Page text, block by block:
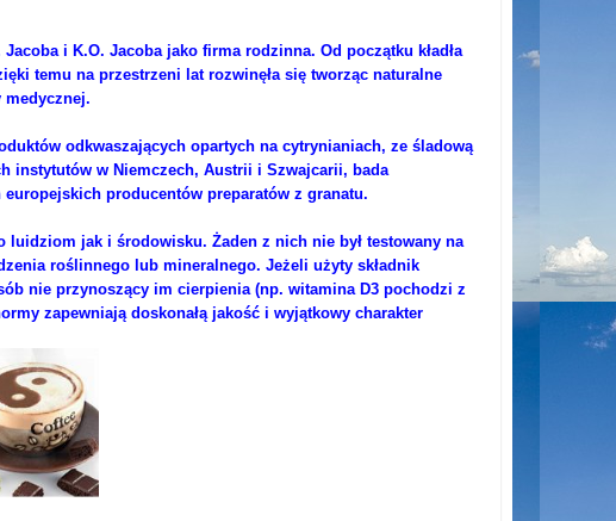
i K.O. Jacoba jako firma rodzinna. Od początku kładła
temu na przestrzeni lat rozwinęła się tworząc naturalne
medycznej.
odkwaszających opartych na cytrynianiach, ze śladową
instytutów w Niemczech, Austrii i Szwajcarii, bada
producentów preparatów z granatu.
jak i środowisku. Żaden z nich nie był testowany na
roślinnego lub mineralnego. Jeżeli użyty składnik
nie przynoszący im cierpienia (np. witamina D3 pochodzi z
zapewniają doskonałą jakość i wyjątkowy charakter